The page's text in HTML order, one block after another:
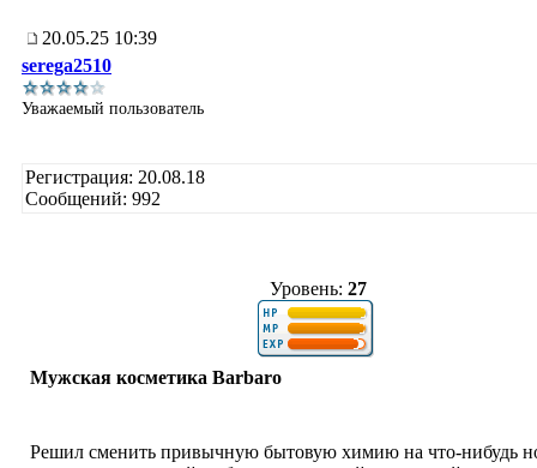
20.05.25 10:39
serega2510
Уважаемый пользователь
Регистрация: 20.08.18
Сообщений: 992
Уровень: 27
Мужская косметика Barbaro
Решил сменить привычную бытовую химию на что-нибудь